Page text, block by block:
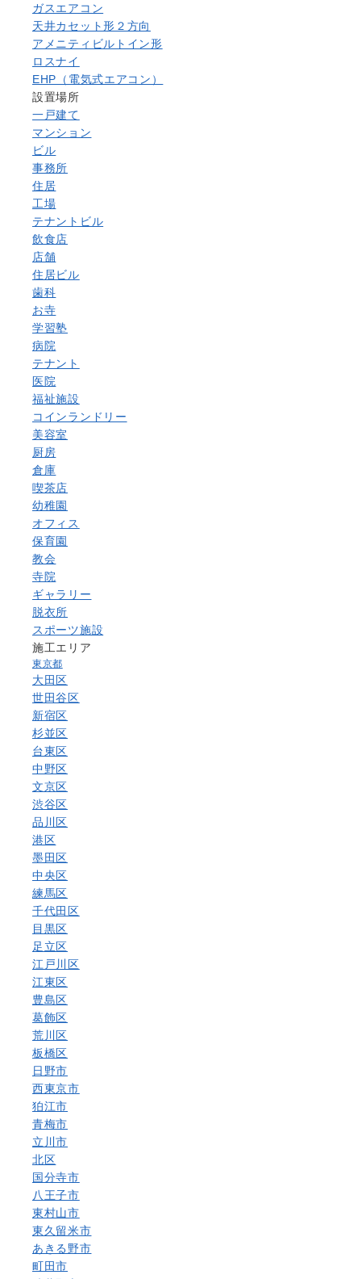
ガスエアコン
天井カセット形２方向
アメニティビルトイン形
ロスナイ
EHP（電気式エアコン）
設置場所
一戸建て
マンション
ビル
事務所
住居
工場
テナントビル
飲食店
店舗
住居ビル
歯科
お寺
学習塾
病院
テナント
医院
福祉施設
コインランドリー
美容室
厨房
倉庫
喫茶店
幼稚園
オフィス
保育園
教会
寺院
ギャラリー
脱衣所
スポーツ施設
施工エリア
東京都
大田区
世田谷区
新宿区
杉並区
台東区
中野区
文京区
渋谷区
品川区
港区
墨田区
中央区
練馬区
千代田区
目黒区
足立区
江戸川区
江東区
豊島区
葛飾区
荒川区
板橋区
日野市
西東京市
狛江市
青梅市
立川市
北区
国分寺市
八王子市
東村山市
東久留米市
あきる野市
町田市